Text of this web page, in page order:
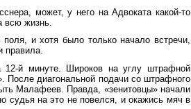
может, у него на Адвоката какой-то
всю жизнь.
и хотя было только начало встречи,
правила.
12-й минуте. Широков на углу штрафной
После диагональной подачи со штрафного
Малафеев. Правда, «зенитовцы» начали
судья на это не повелся, и окажись мяч в